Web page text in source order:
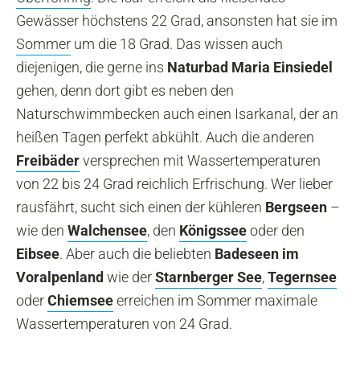
Gewässer höchstens 22 Grad, ansonsten hat sie im
Sommer um die 18 Grad. Das wissen auch
diejenigen, die gerne ins Naturbad Maria Einsiedel
gehen, denn dort gibt es neben den
Naturschwimmbecken auch einen Isarkanal, der an
heißen Tagen perfekt abkühlt. Auch die anderen
Freibäderversprechen mit Wassertemperaturen
von 22 bis 24 Grad reichlich Erfrischung. Wer lieber
rausfährt, sucht sich einen der kühleren Bergseen –
wie den Walchensee, den Königsseeoder den
Eibsee. Aber auch die beliebten Badeseen im
Voralpenland wie derStarnberger See,Tegernsee
oderChiemseeerreichen im Sommer maximale
Wassertemperaturen von 24 Grad.